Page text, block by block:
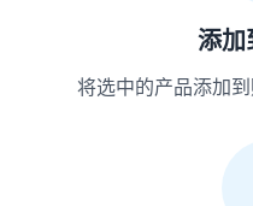
添加
将选中的产品添加到